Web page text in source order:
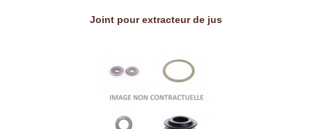
Joint pour extracteur de jus